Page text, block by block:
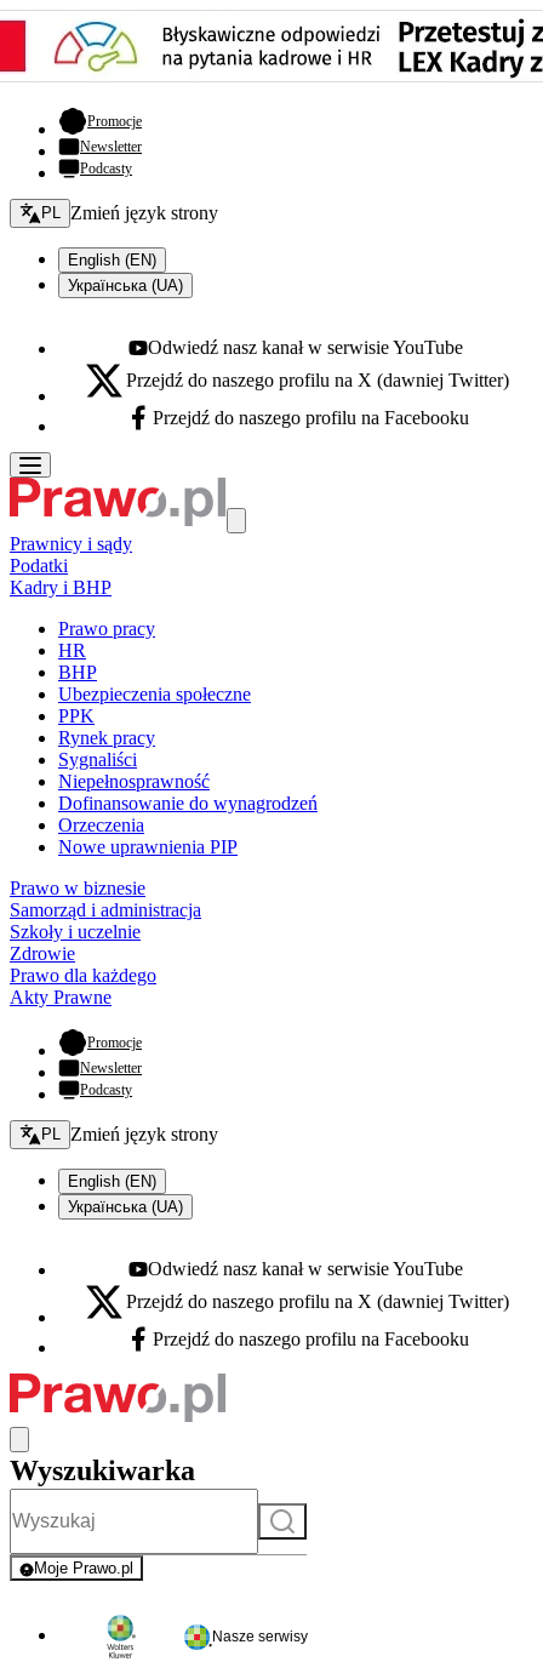
Promocje- otwiera się w nowej karcie
Newsletter
Podcasty
Zmień język - bieżący:
PL Zmień język strony
English (EN)
Українська (UA)
Youtube - otwiera się w nowej karcie
Odwiedź nasz kanał w serwisie YouTube
X - otwiera się w nowej karcie
Przejdź do naszego profilu na X (dawniej Twitter)
Facebook - otwiera się w nowej karcie
Przejdź do naszego profilu na Facebooku
Prawnicy i sądy
Podatki
Kadry i BHP
Prawo pracy
HR
BHP
Ubezpieczenia społeczne
PPK
Rynek pracy
Sygnaliści
Niepełnosprawność
Dofinansowanie do wynagrodzeń
Orzeczenia
Nowe uprawnienia PIP
Prawo w biznesie
Samorząd i administracja
Szkoły i uczelnie
Zdrowie
Prawo dla każdego
Akty Prawne
Promocje- otwiera się w nowej karcie
Newsletter
Podcasty
Zmień język - bieżący:
PL Zmień język strony
English (EN)
Українська (UA)
Youtube - otwiera się w nowej karcie
Odwiedź nasz kanał w serwisie YouTube
X - otwiera się w nowej karcie
Przejdź do naszego profilu na X (dawniej Twitter)
Facebook - otwiera się w nowej karcie
Przejdź do naszego profilu na Facebooku
Wyszukiwarka
Szukaj
Moje Prawo.pl
- rejestracja i logowanie do serwisu
Nasze serwisy